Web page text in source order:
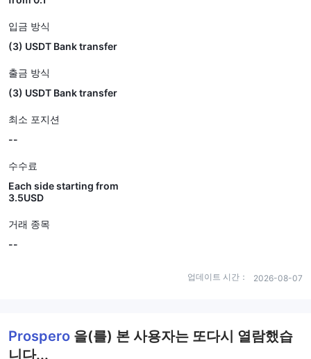
입금 방식
(3) USDT Bank transfer
출금 방식
(3) USDT Bank transfer
최소 포지션
--
수수료
Each side starting from
3.5USD
거래 종목
--
업데이트 시간： 2026-08-07
Prospero 을(를) 본 사용자는 또다시 열람했습
니다...